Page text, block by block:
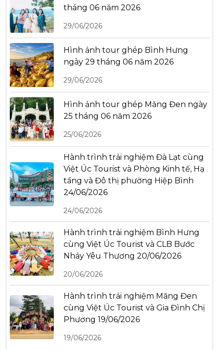
tháng 06 năm 2026
29/06/2026
Hình ảnh tour ghép Bình Hưng
ngày 29 tháng 06 năm 2026
29/06/2026
Hình ảnh tour ghép Măng Đen ngày
25 tháng 06 năm 2026
25/06/2026
Hành trình trải nghiệm Đà Lạt cùng
Việt Úc Tourist và Phòng Kinh tế, Hạ
tầng và Đô thị phường Hiệp Bình
24/06/2026
24/06/2026
Hành trình trải nghiệm Bình Hưng
cùng Việt Úc Tourist và CLB Bước
Nhảy Yêu Thương 20/06/2026
20/06/2026
Hành trình trải nghiệm Măng Đen
cùng Việt Úc Tourist và Gia Đình Chị
Phương 19/06/2026
19/06/2026